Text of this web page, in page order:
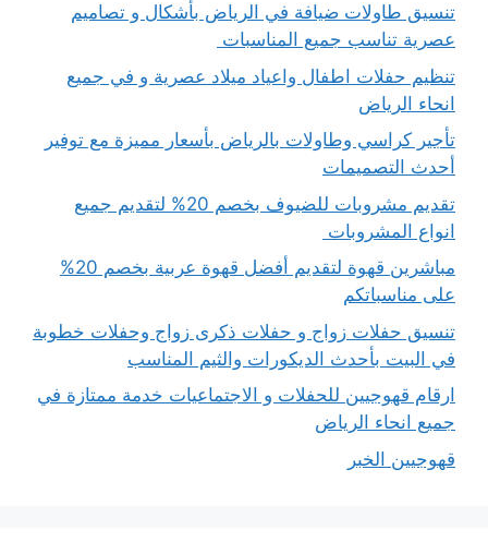
تنسيق طاولات ضيافة في الرياض بأشكال و تصاميم
عصرية تناسب جميع المناسبات
تنظيم حفلات اطفال واعياد ميلاد عصرية و في جميع
انحاء الرياض
تأجير كراسي وطاولات بالرياض بأسعار مميزة مع توفير
أحدث التصميمات
تقديم مشروبات للضيوف بخصم 20% لتقديم جميع
انواع المشروبات
مباشرين قهوة لتقديم أفضل قهوة عربية بخصم 20%
على مناسباتكم
تنسيق حفلات زواج و حفلات ذكرى زواج وحفلات خطوبة
في البيت بأحدث الديكورات والثيم المناسب
ارقام قهوجيين للحفلات و الاجتماعيات خدمة ممتازة في
جميع انحاء الرياض
قهوجيين الخبر